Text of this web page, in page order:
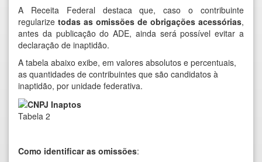
A Receita Federal destaca que, caso o contribuinte
regularize todas as omissões de obrigações acessórias,
antes da publicação do ADE, ainda será possível evitar a
declaração de inaptidão.
A tabela abaixo exibe, em valores absolutos e percentuais,
as quantidades de contribuintes que são candidatos à
inaptidão, por unidade federativa.
Tabela 2
Como identificar as omissões: